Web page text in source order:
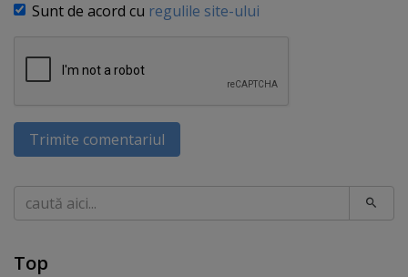
Sunt de acord cu regulile site-ului
Trimite comentariul
Caută
Top